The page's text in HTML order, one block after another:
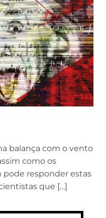
balança com o vento
como os
pode responder estas
que […]